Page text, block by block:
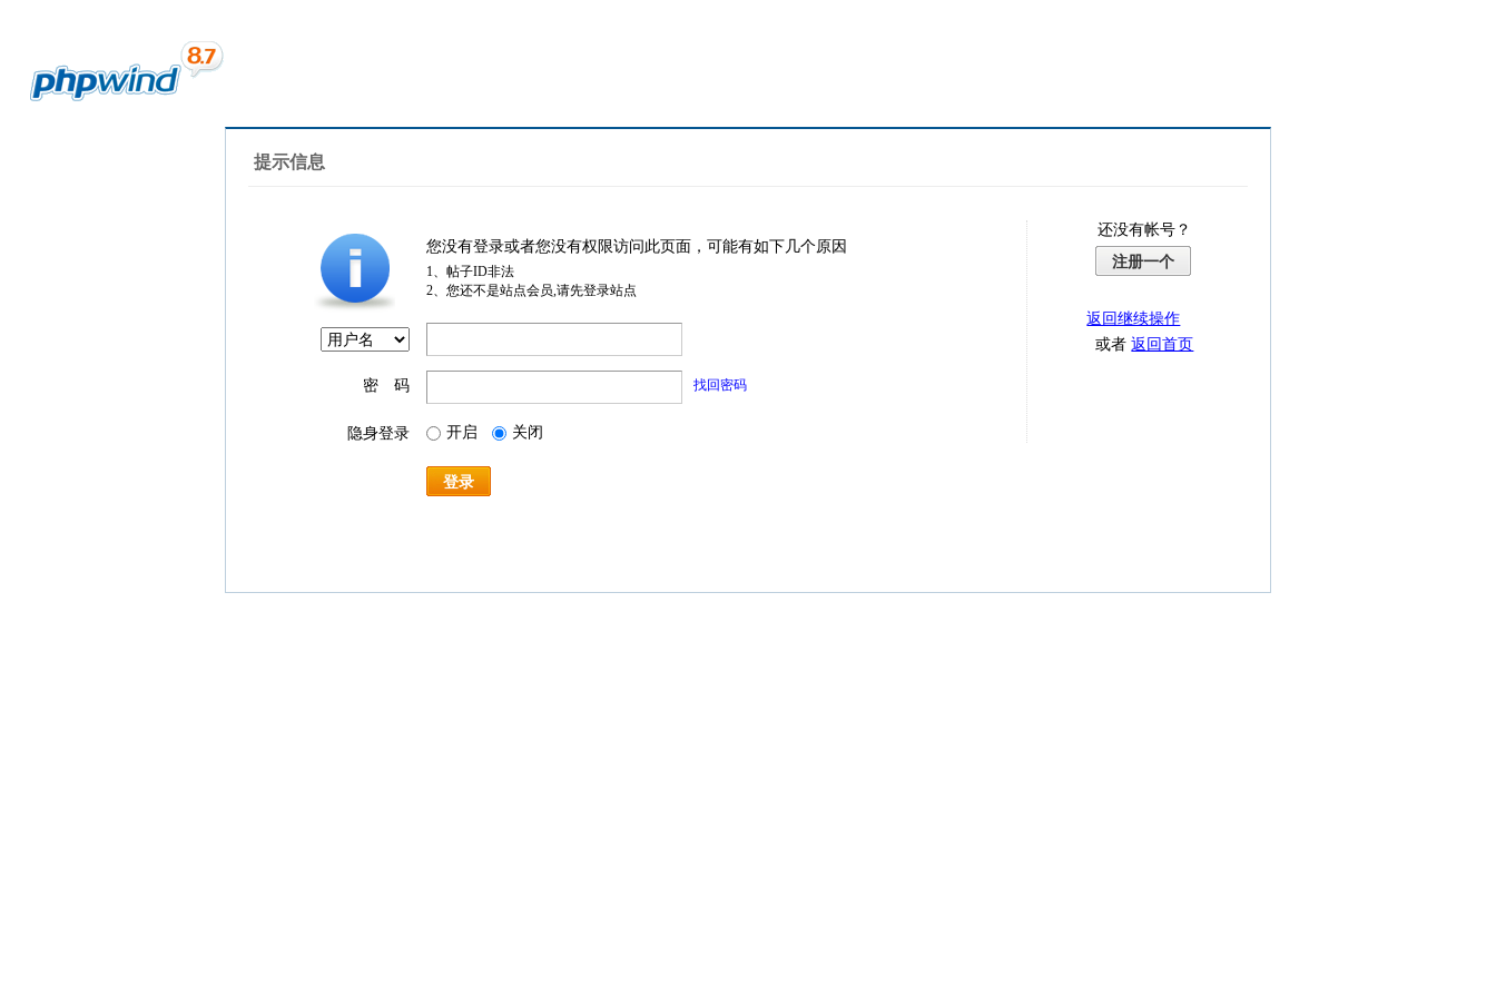
提示信息
您没有登录或者您没有权限访问此页面，可能有如下几个原因
1、帖子ID非法
2、您还不是站点会员,请先登录站点
密 码 找回密码
隐身登录 开启 关闭
登录
还没有帐号？
注册一个
返回继续操作
或者返回首页